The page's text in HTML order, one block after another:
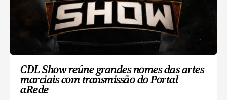
CDL Show reúne grandes nomes das artes
marciais com transmissão do Portal
aRede